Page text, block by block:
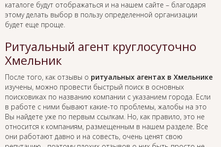
каталоге будут отображаться и на нашем сайте – благодаря
этому делать выбор в пользу определенной организации
будет еще проще.
Ритуальный агент круглосуточно
Хмельник
После того, как отзывы о ритуальных агентах в Хмельнике
изучены, можно провести быстрый поиск в основных
поисковиках по названию компании с указанием города. Если
в работе с ними бывают какие-то проблемы, жалобы на это
Вы найдете уже по первым ссылкам. Но, как правило, это не
относится к компаниям, размещенным в нашем разделе. Все
они работают давно и на совесть, очень ценят свою